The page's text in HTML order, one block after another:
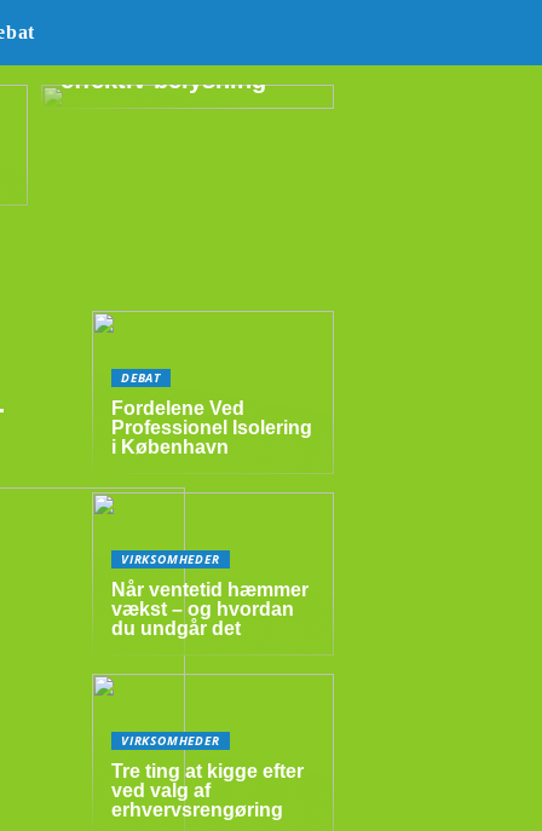
effektiv belysning
DEBAT
Fordelene Ved
Professionel Isolering
i København
VIRKSOMHEDER
Når ventetid hæmmer
vækst – og hvordan
du undgår det
VIRKSOMHEDER
Tre ting at kigge efter
ved valg af
erhvervsrengøring